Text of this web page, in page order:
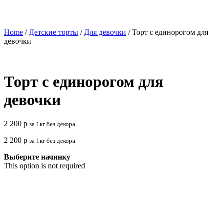
Home / Детские торты / Для девочки / Торт с единорогом для
девочки
Торт с единорогом для
девочки
2 200 р за 1кг без декора
2 200 р за 1кг без декора
Выберите начинку
This option is not required